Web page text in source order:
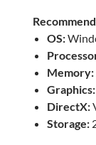
OS:
Memory:
Graphics:
DirectX:
Storage: